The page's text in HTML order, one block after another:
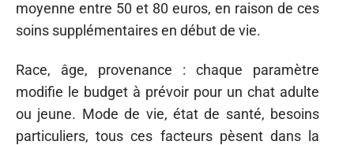
moyenne entre 50 et 80 euros, en raison de ces
soins supplémentaires en début de vie.
Race, âge, provenance : chaque paramètre
modifie le budget à prévoir pour un chat adulte
ou jeune. Mode de vie, état de santé, besoins
particuliers, tous ces facteurs pèsent dans la